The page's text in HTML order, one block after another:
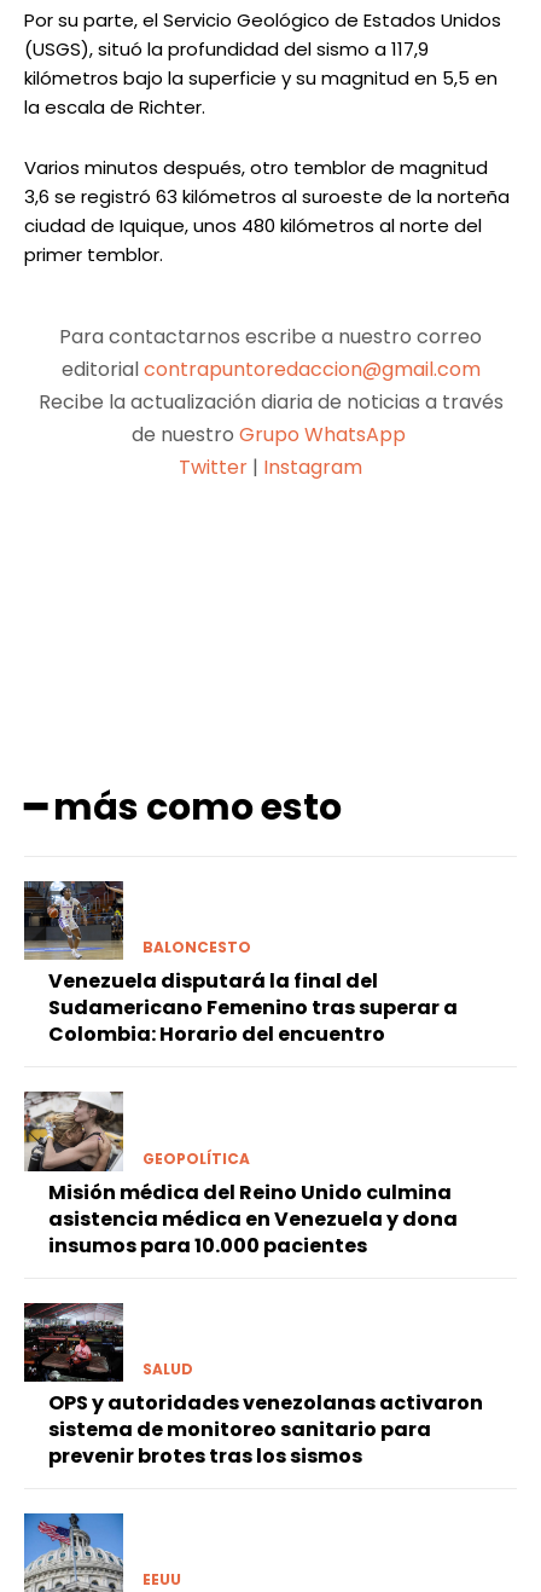
Por su parte, el Servicio Geológico de Estados Unidos
(USGS), situó la profundidad del sismo a 117,9
kilómetros bajo la superficie y su magnitud en 5,5 en
la escala de Richter.
Varios minutos después, otro temblor de magnitud
3,6 se registró 63 kilómetros al suroeste de la norteña
ciudad de Iquique, unos 480 kilómetros al norte del
primer temblor.
Para contactarnos escribe a nuestro correo
editorialcontrapuntoredaccion@gmail.com
Recibe la actualización diaria de noticias a través
de nuestro Grupo WhatsApp
Twitter | Instagram
━ más como esto
BALONCESTO
Venezuela disputará la final del
Sudamericano Femenino tras superar a
Colombia: Horario del encuentro
GEOPOLÍTICA
Misión médica del Reino Unido culmina
asistencia médica en Venezuela y dona
insumos para 10.000 pacientes
SALUD
OPS y autoridades venezolanas activaron
sistema de monitoreo sanitario para
prevenir brotes tras los sismos
EEUU